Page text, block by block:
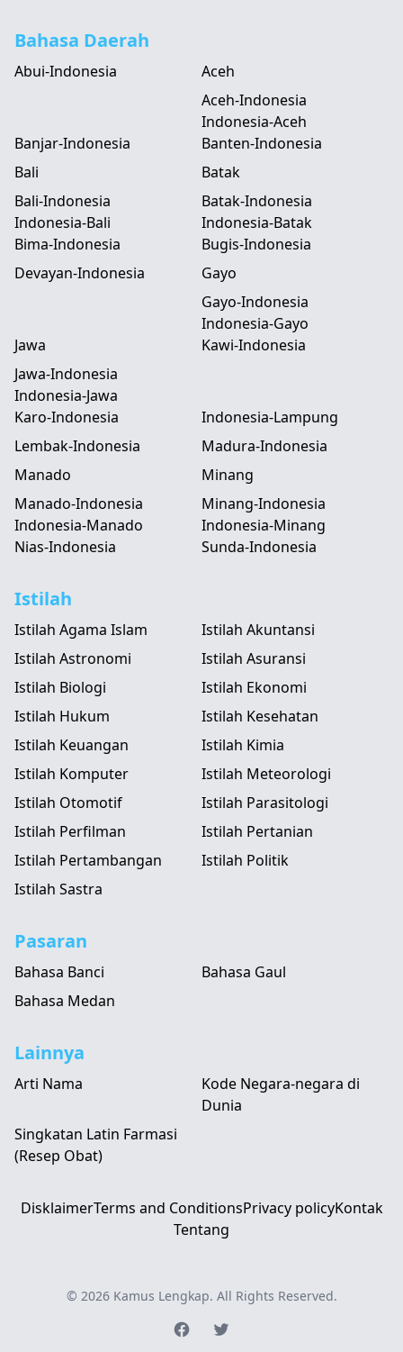
Bahasa Daerah
Abui-Indonesia
Aceh
Aceh-Indonesia
Indonesia-Aceh
Banjar-Indonesia
Banten-Indonesia
Bali
Bali-Indonesia
Indonesia-Bali
Batak
Batak-Indonesia
Indonesia-Batak
Bima-Indonesia
Bugis-Indonesia
Devayan-Indonesia
Gayo
Gayo-Indonesia
Indonesia-Gayo
Jawa
Jawa-Indonesia
Indonesia-Jawa
Kawi-Indonesia
Karo-Indonesia
Indonesia-Lampung
Lembak-Indonesia
Madura-Indonesia
Manado
Manado-Indonesia
Indonesia-Manado
Minang
Minang-Indonesia
Indonesia-Minang
Nias-Indonesia
Sunda-Indonesia
Istilah
Istilah Agama Islam
Istilah Akuntansi
Istilah Astronomi
Istilah Asuransi
Istilah Biologi
Istilah Ekonomi
Istilah Hukum
Istilah Kesehatan
Istilah Keuangan
Istilah Kimia
Istilah Komputer
Istilah Meteorologi
Istilah Otomotif
Istilah Parasitologi
Istilah Perfilman
Istilah Pertanian
Istilah Pertambangan
Istilah Politik
Istilah Sastra
Pasaran
Bahasa Banci
Bahasa Gaul
Bahasa Medan
Lainnya
Arti Nama
Kode Negara-negara di
Dunia
Singkatan Latin Farmasi
(Resep Obat)
DisklaimerTerms and ConditionsPrivacy policyKontak
Tentang
© 2026 Kamus Lengkap. All Rights Reserved.